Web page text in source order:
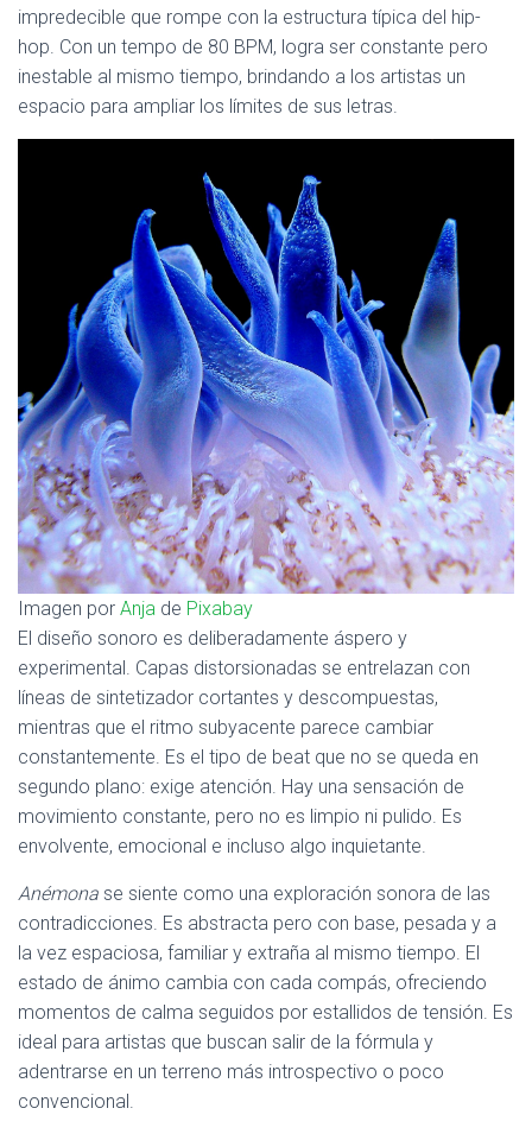
impredecible que rompe con la estructura típica del hip-
hop. Con un tempo de 80 BPM, logra ser constante pero
inestable al mismo tiempo, brindando a los artistas un
espacio para ampliar los límites de sus letras.
Imagen por Anja de Pixabay
El diseño sonoro es deliberadamente áspero y
experimental. Capas distorsionadas se entrelazan con
líneas de sintetizador cortantes y descompuestas,
mientras que el ritmo subyacente parece cambiar
constantemente. Es el tipo de beat que no se queda en
segundo plano: exige atención. Hay una sensación de
movimiento constante, pero no es limpio ni pulido. Es
envolvente, emocional e incluso algo inquietante.
Anémona se siente como una exploración sonora de las
contradicciones. Es abstracta pero con base, pesada y a
la vez espaciosa, familiar y extraña al mismo tiempo. El
estado de ánimo cambia con cada compás, ofreciendo
momentos de calma seguidos por estallidos de tensión. Es
ideal para artistas que buscan salir de la fórmula y
adentrarse en un terreno más introspectivo o poco
convencional.